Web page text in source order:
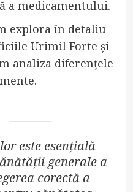
a medicamentului.
explora în detaliu
Urimil Forte și
analiza diferențele
este esențială
generale a
corectă a